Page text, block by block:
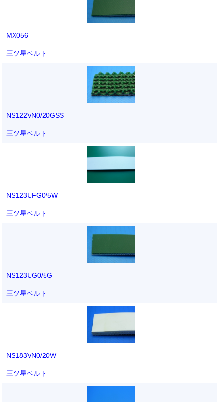
MX056
三ツ星ベルト
NS122VN0/20GSS
三ツ星ベルト
NS123UFG0/5W
三ツ星ベルト
NS123UG0/5G
三ツ星ベルト
NS183VN0/20W
三ツ星ベルト